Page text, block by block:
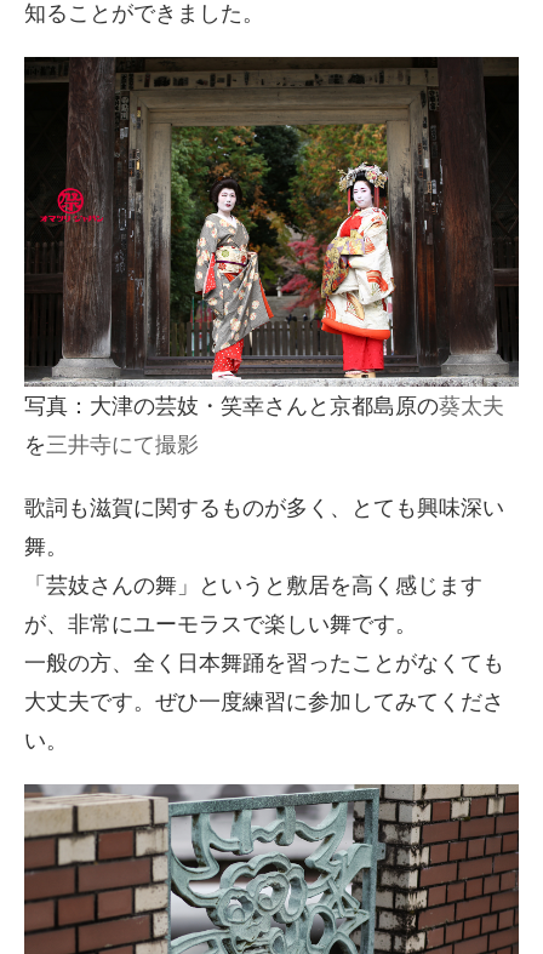
知ることができました。
写真：大津の芸妓・笑幸さんと京都島原の葵太夫
を三井寺にて撮影
歌詞も滋賀に関するものが多く、とても興味深い
舞。
「芸妓さんの舞」というと敷居を高く感じます
が、非常にユーモラスで楽しい舞です。
一般の方、全く日本舞踊を習ったことがなくても
大丈夫です。ぜひ一度練習に参加してみてくださ
い。